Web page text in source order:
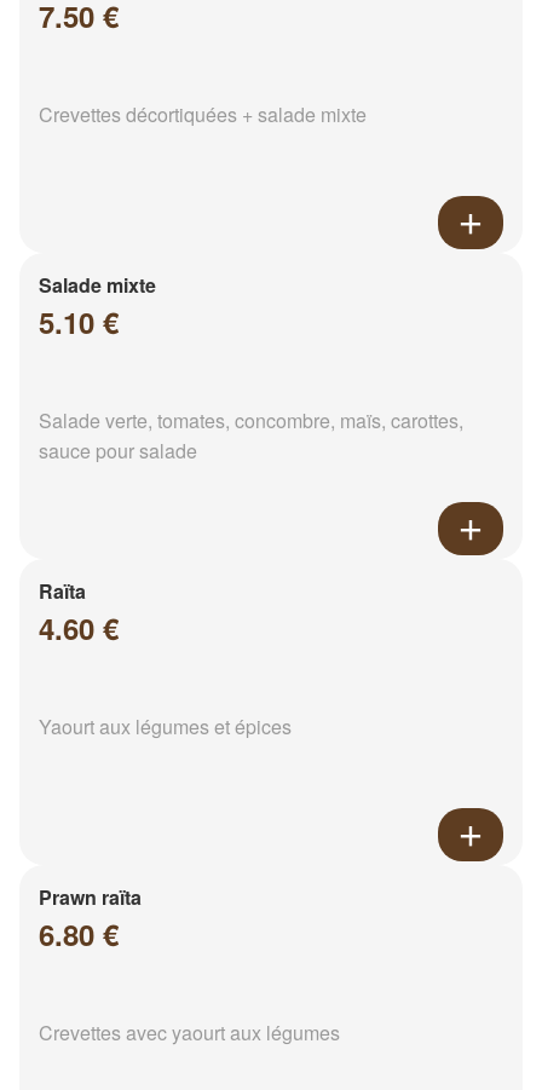
7.50 €
Crevettes décortiquées + salade mixte
Salade mixte
5.10 €
Salade verte, tomates, concombre, maïs, carottes,
sauce pour salade
Raïta
4.60 €
Yaourt aux légumes et épices
Prawn raïta
6.80 €
Crevettes avec yaourt aux légumes